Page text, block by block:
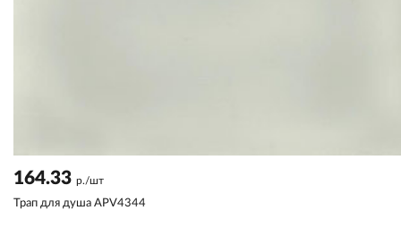
164.33 р./шт
Трап для душа APV4344